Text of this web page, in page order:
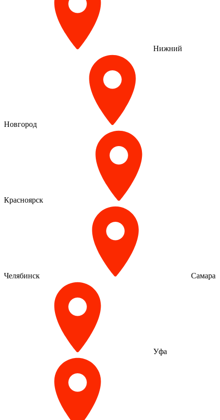
Нижний
Новгород
Красноярск
Челябинск Самара
Уфа